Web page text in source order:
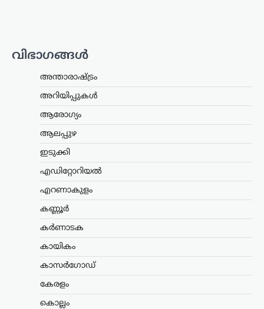
വിഭാഗങ്ങൾ
അന്താരാഷ്ട്രം
അറിയിപ്പുകൾ
ആരോഗ്യം
ആലപ്പുഴ
ഇടുക്കി
എഡിറ്റോറിയൽ
എറണാകുളം
കണ്ണൂർ
കർണാടക
കായികം
കാസർഗോഡ്
കേരളം
കൊല്ലം
‘ഓപ്പറേഷൻ സിന്ദൂർ’ സമയത്തെ
കേരളം
മഴക്കെടുതി: 121 കോടി
രൂപയുടെ കൃഷിനാശം;
ന്യൂസ് ഡെസ്ക്
സംസ്ഥാനത്തെ ശക്തമായ മഴയും
വെള്ളപ്പൊക്കവും മൂലം കൃഷി മേഖലയിൽ
കൃഷിമന്ത്രി ടി. സിദ്ദിഖ് അറിയിച്ചു.
സ്ഥലത്തെ കൃഷി…
വാഹനം
റോയല്‍ എന്‍ഫീല്‍ഡിന്റെ
പുതിയ ഹിമാലയന്‍ 440